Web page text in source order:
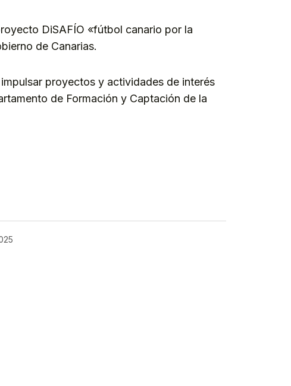
DiSAFÍO «fútbol canario por la
de Canarias.
proyectos y actividades de interés
de Formación y Captación de la